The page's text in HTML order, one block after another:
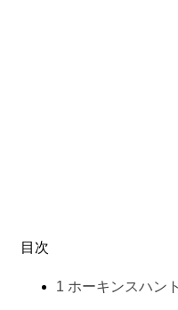
目次
1 ホーキンスハン